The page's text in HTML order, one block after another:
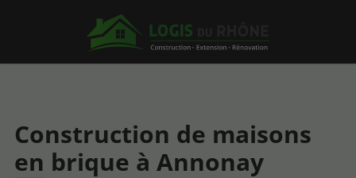
Construction de maisons
en brique à Annonay